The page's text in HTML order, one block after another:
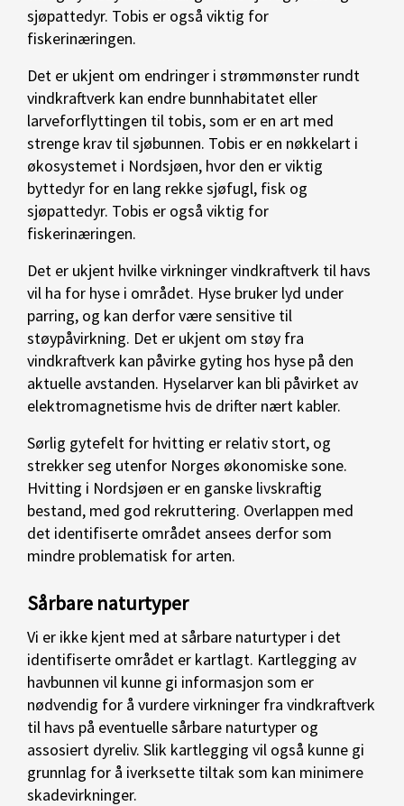
sjøpattedyr. Tobis er også viktig for
fiskerinæringen.
Det er ukjent om endringer i strømmønster rundt
vindkraftverk kan endre bunnhabitatet eller
larveforflyttingen til tobis, som er en art med
strenge krav til sjøbunnen. Tobis er en nøkkelart i
økosystemet i Nordsjøen, hvor den er viktig
byttedyr for en lang rekke sjøfugl, fisk og
sjøpattedyr. Tobis er også viktig for
fiskerinæringen.
Det er ukjent hvilke virkninger vindkraftverk til havs
vil ha for hyse i området. Hyse bruker lyd under
parring, og kan derfor være sensitive til
støypåvirkning. Det er ukjent om støy fra
vindkraftverk kan påvirke gyting hos hyse på den
aktuelle avstanden. Hyselarver kan bli påvirket av
elektromagnetisme hvis de drifter nært kabler.
Sørlig gytefelt for hvitting er relativ stort, og
strekker seg utenfor Norges økonomiske sone.
Hvitting i Nordsjøen er en ganske livskraftig
bestand, med god rekruttering. Overlappen med
det identifiserte området ansees derfor som
mindre problematisk for arten.
Sårbare naturtyper
Vi er ikke kjent med at sårbare naturtyper i det
identifiserte området er kartlagt. Kartlegging av
havbunnen vil kunne gi informasjon som er
nødvendig for å vurdere virkninger fra vindkraftverk
til havs på eventuelle sårbare naturtyper og
assosiert dyreliv. Slik kartlegging vil også kunne gi
grunnlag for å iverksette tiltak som kan minimere
skadevirkninger.